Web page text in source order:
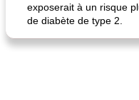
exposerait à un risque
de diabète de type 2.